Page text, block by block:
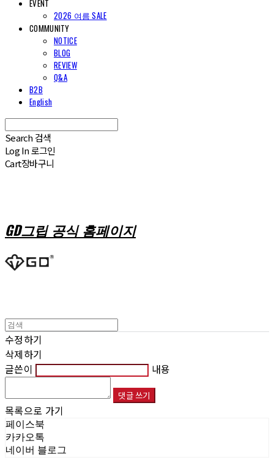
EVENT
2026 여름 SALE
COMMUNITY
NOTICE
BLOG
REVIEW
Q&A
B2B
English
Search 검색
Log In로그인
Cart장바구니
GD그립 공식 홈페이지
수정하기
삭제하기
글쓴이
내용
댓글 쓰기
목록으로 가기
페이스북
카카오톡
네이버 블로그